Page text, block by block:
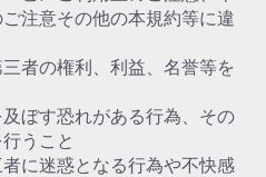
注意その他の本規約等に違
者の権利、利益、名誉等を
ぼす恐れがある行為、その
うこと
に迷惑となる行為や不快感